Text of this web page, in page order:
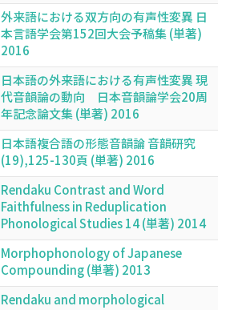
外来語における双方向の有声性変異 日
本言語学会第152回大会予稿集 (単著)
2016
日本語の外来語における有声性変異 現
代音韻論の動向 日本音韻論学会20周
年記念論文集 (単著) 2016
日本語複合語の形態音韻論 音韻研究
(19),125-130頁 (単著) 2016
Rendaku Contrast and Word
Faithfulness in Reduplication
Phonological Studies 14 (単著) 2014
Morphophonology of Japanese
Compounding (単著) 2013
Rendaku and morphological